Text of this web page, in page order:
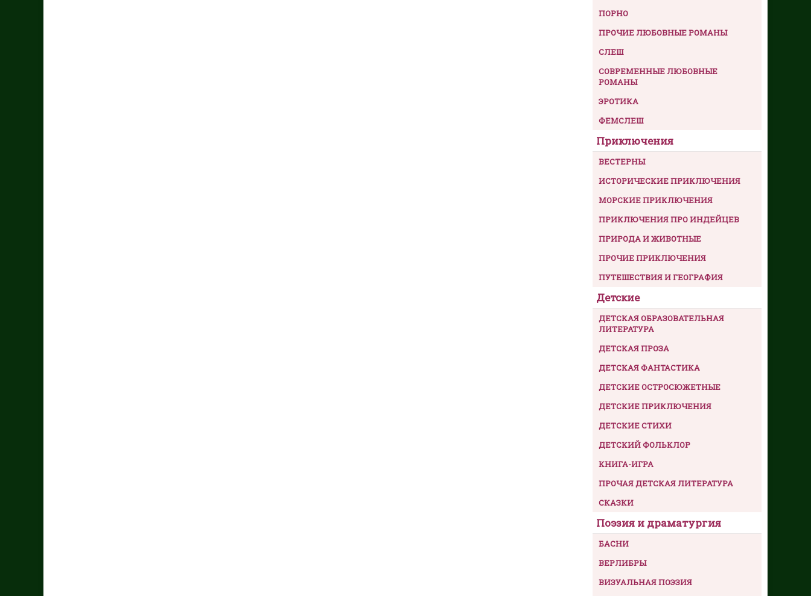
ПОРНО
ПРОЧИЕ ЛЮБОВНЫЕ РОМАНЫ
СЛЕШ
СОВРЕМЕННЫЕ ЛЮБОВНЫЕ
РОМАНЫ
ЭРОТИКА
ФЕМСЛЕШ
Приключения
ВЕСТЕРНЫ
ИСТОРИЧЕСКИЕ ПРИКЛЮЧЕНИЯ
МОРСКИЕ ПРИКЛЮЧЕНИЯ
ПРИКЛЮЧЕНИЯ ПРО ИНДЕЙЦЕВ
ПРИРОДА И ЖИВОТНЫЕ
ПРОЧИЕ ПРИКЛЮЧЕНИЯ
ПУТЕШЕСТВИЯ И ГЕОГРАФИЯ
Детские
ДЕТСКАЯ ОБРАЗОВАТЕЛЬНАЯ
ЛИТЕРАТУРА
ДЕТСКАЯ ПРОЗА
ДЕТСКАЯ ФАНТАСТИКА
ДЕТСКИЕ ОСТРОСЮЖЕТНЫЕ
ДЕТСКИЕ ПРИКЛЮЧЕНИЯ
ДЕТСКИЕ СТИХИ
ДЕТСКИЙ ФОЛЬКЛОР
КНИГА-ИГРА
ПРОЧАЯ ДЕТСКАЯ ЛИТЕРАТУРА
СКАЗКИ
Поэзия и драматургия
БАСНИ
ВЕРЛИБРЫ
ВИЗУАЛЬНАЯ ПОЭЗИЯ